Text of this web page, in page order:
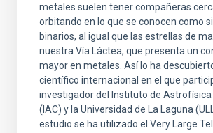
metales suelen tener compañeras
orbitando en lo que se conocen como
binarios, al igual que las estrellas de
nuestra Vía Láctea, que presenta un
mayor en metales. Así lo ha
científico internacional en el que
investigador del Instituto de Astrofísica
(IAC) y la Universidad de La Laguna
estudio se ha utilizado el Very Large